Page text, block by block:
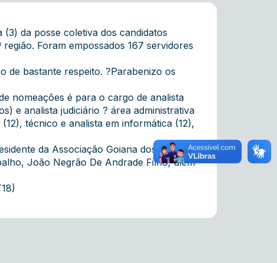
da posse coletiva dos candidatos
Foram empossados 167 servidores
de bastante respeito. ?Parabenizo os
nomeações é para o cargo de analista
e analista judiciário ? área administrativa
técnico e analista em informática (12),
da Associação Goiana dos
João Negrão De Andrade Filho, além